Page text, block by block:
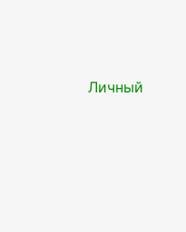
Личный